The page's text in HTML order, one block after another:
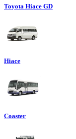
Toyota Hiace GD
Hiace
Coaster